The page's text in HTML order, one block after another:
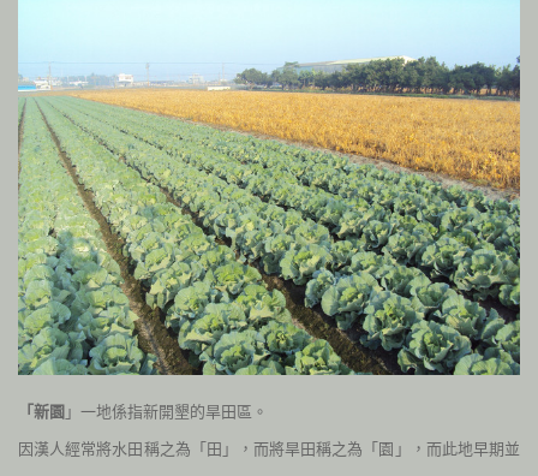
「新園 」一地係指新開墾的旱田區。
因漢人經常將水田稱之為「田」，而將旱田稱之為「園」，而此地早期並